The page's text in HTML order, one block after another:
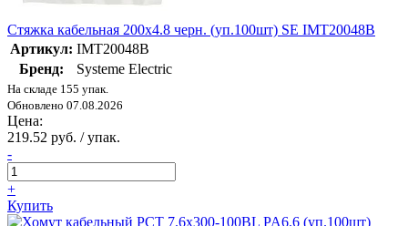
Стяжка кабельная 200х4.8 черн. (уп.100шт) SE IMT20048B
Артикул: IMT20048B
Бренд:
Systeme Electric
На складе 155 упак.
Обновлено 07.08.2026
Цена:
219.52 руб. / упак.
-
+
Купить